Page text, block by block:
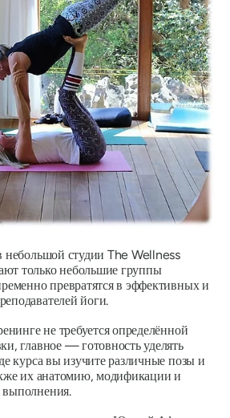
небольшой студии The Wellness
только небольшие группы
превратятся в эффективных и
йоги.
не требуется определённой
главное — готовность уделять
курса вы изучите различные позы и
их анатомию, модификации и